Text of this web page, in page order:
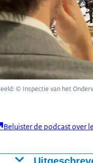
© Inspectie van het
Beluister de podcast over